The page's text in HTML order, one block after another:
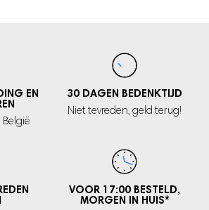
EN
België
30 DAGEN BEDENKTIJD
Niet tevreden, geld terug!
VOOR 17:00 BESTELD,
MORGEN IN HUIS*